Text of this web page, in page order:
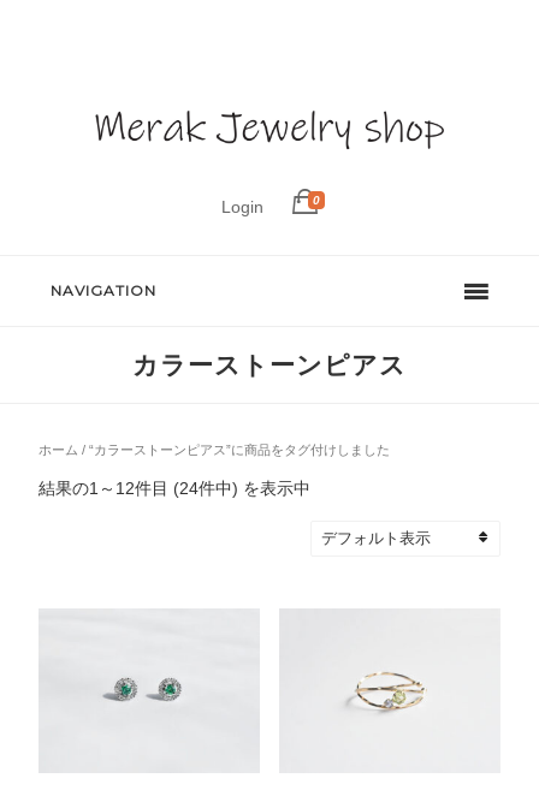
Login 0
NAVIGATION
カラーストーンピアス
ホーム / “カラーストーンピアス”に商品をタグ付けしました
結果の1～12件目 (24件中) を表示中